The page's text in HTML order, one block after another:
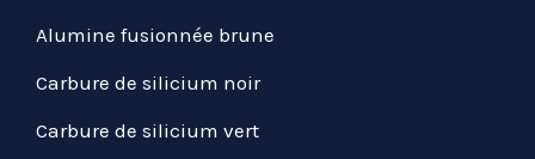
Alumine fusionnée brune
Carbure de silicium noir
Carbure de silicium vert